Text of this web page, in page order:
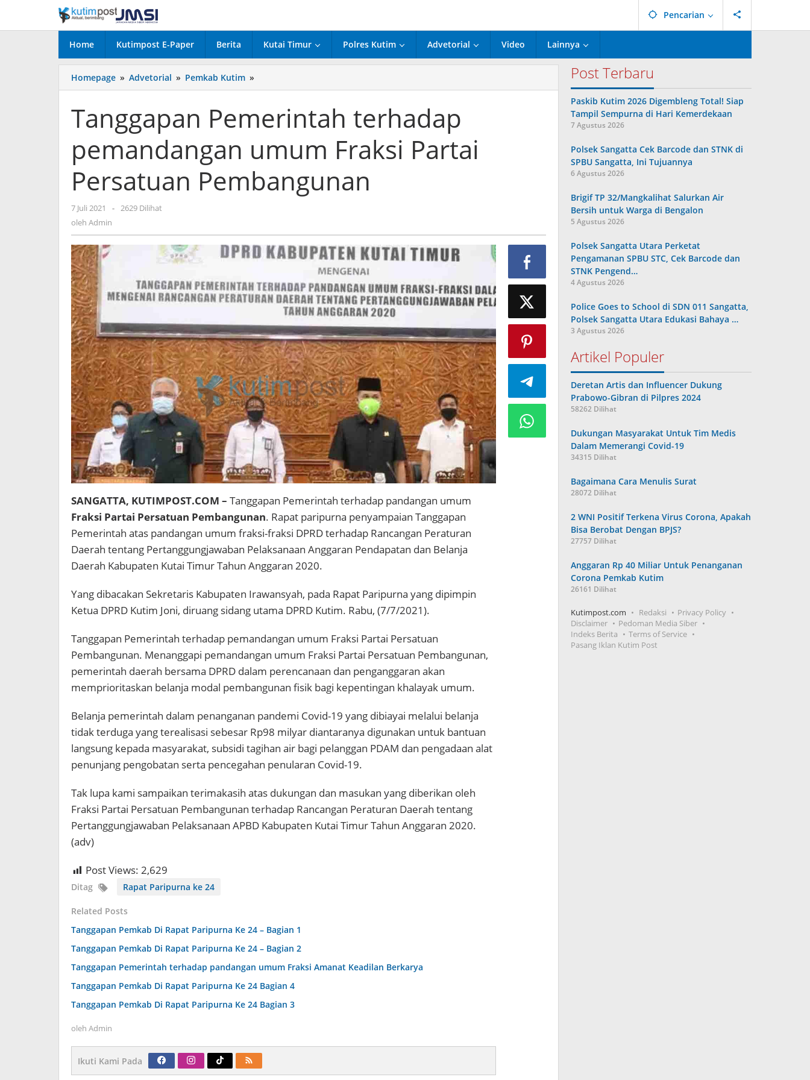
konten
Pencarian
Home Kutimpost E-Paper Berita Kutai Timur Polres Kutim Advetorial Video Lainnya
Homepage » Advetorial » Pemkab Kutim »
Pemerintah
pemandangan
umum
Partai
Pembangunan
Tanggapan Pemerintah terhadap
pemandangan umum Fraksi Partai
Persatuan Pembangunan
7 Juli 2021
oleh
- 2629 Dilihat
oleh Admin
SANGATTA, KUTIMPOST.COM – Tanggapan Pemerintah terhadap pandangan umum
Fraksi Partai Persatuan Pembangunan. Rapat paripurna penyampaian Tanggapan
Pemerintah atas pandangan umum fraksi-fraksi DPRD terhadap Rancangan Peraturan
Daerah tentang Pertanggungjawaban Pelaksanaan Anggaran Pendapatan dan Belanja
Daerah Kabupaten Kutai Timur Tahun Anggaran 2020.
Yang dibacakan Sekretaris Kabupaten Irawansyah, pada Rapat Paripurna yang dipimpin
Ketua DPRD Kutim Joni, diruang sidang utama DPRD Kutim. Rabu, (7/7/2021).
Tanggapan Pemerintah terhadap pemandangan umum Fraksi Partai Persatuan
Pembangunan. Menanggapi pemandangan umum Fraksi Partai Persatuan Pembangunan,
pemerintah daerah bersama DPRD dalam perencanaan dan penganggaran akan
memprioritaskan belanja modal pembangunan fisik bagi kepentingan khalayak umum.
Belanja pemerintah dalam penanganan pandemi Covid-19 yang dibiayai melalui belanja
tidak terduga yang terealisasi sebesar Rp98 milyar diantaranya digunakan untuk bantuan
langsung kepada masyarakat, subsidi tagihan air bagi pelanggan PDAM dan pengadaan alat
penunjang pengobatan serta pencegahan penularan Covid-19.
Tak lupa kami sampaikan terimakasih atas dukungan dan masukan yang diberikan oleh
Fraksi Partai Persatuan Pembangunan terhadap Rancangan Peraturan Daerah tentang
Pertanggungjawaban Pelaksanaan APBD Kabupaten Kutai Timur Tahun Anggaran 2020.
(adv)
Post Views: 2,629
Ditag Rapat Paripurna ke 24
Related Posts
Tanggapan Pemkab Di Rapat Paripurna Ke 24 – Bagian 1
Tanggapan Pemkab Di Rapat Paripurna Ke 24 – Bagian 2
Tanggapan Pemerintah terhadap pandangan umum Fraksi Amanat Keadilan Berkarya
Tanggapan Pemkab Di Rapat Paripurna Ke 24 Bagian 4
Tanggapan Pemkab Di Rapat Paripurna Ke 24 Bagian 3
oleh Admin
Ikuti Kami Pada
Post Terbaru
Paskib Kutim 2026 Digembleng Total! Siap
Tampil Sempurna di Hari Kemerdekaan
7 Agustus 2026
Polsek Sangatta Cek Barcode dan STNK di
SPBU Sangatta, Ini Tujuannya
6 Agustus 2026
Brigif TP 32/Mangkalihat Salurkan Air
Bersih untuk Warga di Bengalon
5 Agustus 2026
Polsek Sangatta Utara Perketat
Pengamanan SPBU STC, Cek Barcode dan
STNK Pengend…
4 Agustus 2026
Police Goes to School di SDN 011 Sangatta,
Polsek Sangatta Utara Edukasi Bahaya …
3 Agustus 2026
Artikel Populer
Deretan Artis dan Influencer Dukung
Prabowo-Gibran di Pilpres 2024
58262 Dilihat
Dukungan Masyarakat Untuk Tim Medis
Dalam Memerangi Covid-19
34315 Dilihat
Bagaimana Cara Menulis Surat
28072 Dilihat
2 WNI Positif Terkena Virus Corona, Apakah
Bisa Berobat Dengan BPJS?
27757 Dilihat
Anggaran Rp 40 Miliar Untuk Penanganan
Corona Pemkab Kutim
26161 Dilihat
Kutimpost.com Redaksi
Privacy Policy
Disclaimer
Pedoman Media Siber
Indeks Berita
Terms of Service
Pasang Iklan Kutim Post